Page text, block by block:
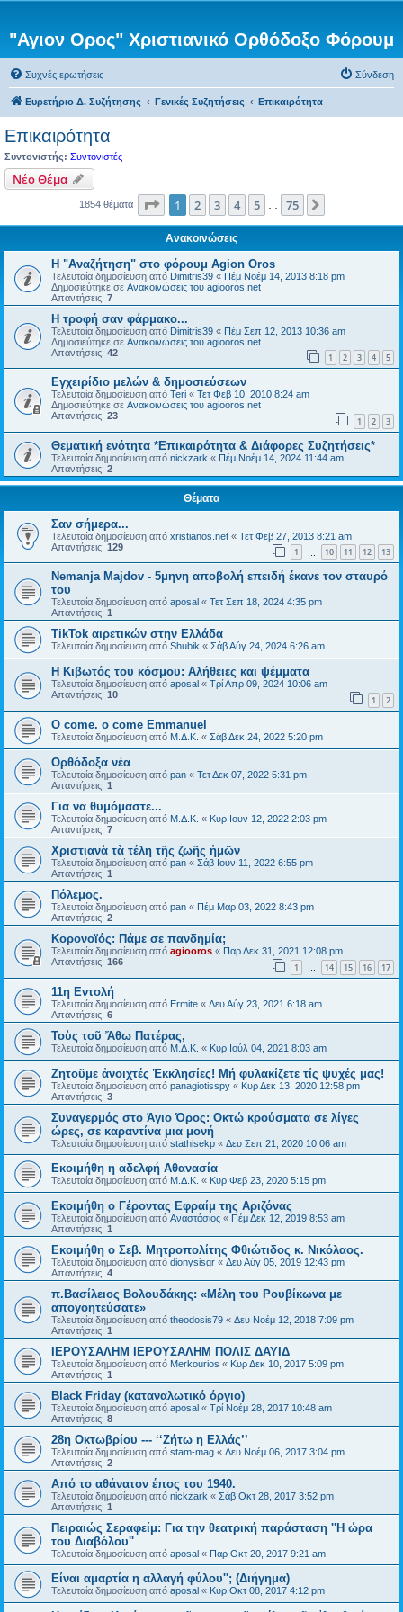
"Αγιον Ορος" Χριστιανικό Ορθόδοξο Φόρουμ
Συχνές ερωτήσεις Σύνδεση
Ευρετήριο Δ. Συζήτησης Γενικές Συζητήσεις Επικαιρότητα
Επικαιρότητα
Συντονιστής: Συντονιστές
Νέο Θέμα
1854 θέματα Σελίδα από75
1 2 3 4 5 75
Ανακοινώσεις
Η "Αναζήτηση" στο φόρουμ Agion Oros
Τελευταία δημοσίευση από Dimitris39 « Πέμ Νοέμ 14, 2013 8:18 pm
Δημοσιεύτηκε σε Ανακοινώσεις του agiooros.net
Απαντήσεις: 7
H τροφή σαν φάρμακο...
Τελευταία δημοσίευση από Dimitris39 « Πέμ Σεπ 12, 2013 10:36 am
Δημοσιεύτηκε σε Ανακοινώσεις του agiooros.net
Απαντήσεις: 42 1 2 3 4 5
Εγχειρίδιο μελών & δημοσιεύσεων
Τελευταία δημοσίευση από Teri « Τετ Φεβ 10, 2010 8:24 am
Δημοσιεύτηκε σε Ανακοινώσεις του agiooros.net
Απαντήσεις: 23 1 2 3
Θεματική ενότητα *Επικαιρότητα & Διάφορες Συζητήσεις*
Τελευταία δημοσίευση από nickzark « Πέμ Νοέμ 14, 2024 11:44 am
Απαντήσεις: 2
Θέματα
Σαν σήμερα...
Τελευταία δημοσίευση από xristianos.net « Τετ Φεβ 27, 2013 8:21 am
Απαντήσεις: 129 1 10 11 12 13
Nemanja Majdov - 5μηνη αποβολή επειδή έκανε τον σταυρό
του
Τελευταία δημοσίευση από aposal « Τετ Σεπ 18, 2024 4:35 pm
Απαντήσεις: 1
TikTok αιρετικών στην Ελλάδα
Τελευταία δημοσίευση από Shubik « Σάβ Αύγ 24, 2024 6:26 am
Η Κιβωτός του κόσμου: Αλήθειες και ψέμματα
Τελευταία δημοσίευση από aposal « Τρί Απρ 09, 2024 10:06 am
Απαντήσεις: 10 1 2
O come. o come Emmanuel
Τελευταία δημοσίευση από Μ.Δ.Κ. « Σάβ Δεκ 24, 2022 5:20 pm
Ορθόδοξα νέα
Τελευταία δημοσίευση από pan « Τετ Δεκ 07, 2022 5:31 pm
Απαντήσεις: 1
Για να θυμόμαστε...
Τελευταία δημοσίευση από Μ.Δ.Κ. « Κυρ Ιουν 12, 2022 2:03 pm
Απαντήσεις: 7
Χριστιανὰ τὰ τέλη τῆς ζωῆς ἡμῶν
Τελευταία δημοσίευση από pan « Σάβ Ιουν 11, 2022 6:55 pm
Απαντήσεις: 1
Πόλεμος.
Τελευταία δημοσίευση από pan « Πέμ Μαρ 03, 2022 8:43 pm
Απαντήσεις: 2
Κορονοϊός: Πάμε σε πανδημία;
Τελευταία δημοσίευση από agiooros « Παρ Δεκ 31, 2021 12:08 pm
Απαντήσεις: 166 1 … 14 15 16 17
11η Εντολή
Τελευταία δημοσίευση από Ermite « Δευ Αύγ 23, 2021 6:18 am
Απαντήσεις: 6
Τοὺς τοῦ Ἄθω Πατέρας,
Τελευταία δημοσίευση από Μ.Δ.Κ. « Κυρ Ιούλ 04, 2021 8:03 am
Ζητοῦμε ἀνοιχτές Ἐκκλησίες! Μή φυλακίζετε τίς ψυχές μας!
Τελευταία δημοσίευση από panagiotisspy « Κυρ Δεκ 13, 2020 12:58 pm
Απαντήσεις: 3
Συναγερμός στο Άγιο Όρος: Οκτώ κρούσματα σε λίγες
ώρες, σε καραντίνα μια μονή
Τελευταία δημοσίευση από stathisekp « Δευ Σεπ 21, 2020 10:06 am
Εκοιμήθη η αδελφή Αθανασία
Τελευταία δημοσίευση από Μ.Δ.Κ. « Κυρ Φεβ 23, 2020 5:15 pm
Εκοιμήθη ο Γέροντας Εφραίμ της Αριζόνας
Τελευταία δημοσίευση από Αναστάσιος « Πέμ Δεκ 12, 2019 8:53 am
Απαντήσεις: 1
Εκοιμήθη ο Σεβ. Μητροπολίτης Φθιώτιδος κ. Νικόλαος.
Τελευταία δημοσίευση από dionysisgr « Δευ Αύγ 05, 2019 12:43 pm
Απαντήσεις: 4
π.Βασίλειος Βολουδάκης: «Μέλη του Ρουβίκωνα με
απογοητεύσατε»
Τελευταία δημοσίευση από theodosis79 « Δευ Νοέμ 12, 2018 7:09 pm
Απαντήσεις: 1
ΙΕΡΟΥΣΑΛΗΜ ΙΕΡΟΥΣΑΛΗΜ ΠΟΛΙΣ ΔΑΥΙΔ
Τελευταία δημοσίευση από Merkourios « Κυρ Δεκ 10, 2017 5:09 pm
Απαντήσεις: 1
Black Friday (καταναλωτικό όργιο)
Τελευταία δημοσίευση από aposal « Τρί Νοέμ 28, 2017 10:48 am
Απαντήσεις: 8
28η Οκτωβρίου --- ‘‘Ζήτω η Ελλάς’’
Τελευταία δημοσίευση από stam-mag « Δευ Νοέμ 06, 2017 3:04 pm
Απαντήσεις: 2
Από το αθάνατον έπος του 1940.
Τελευταία δημοσίευση από nickzark « Σάβ Οκτ 28, 2017 3:52 pm
Απαντήσεις: 1
Πειραιώς Σεραφείμ: Για την θεατρική παράσταση ''Η ώρα
του Διαβόλου''
Τελευταία δημοσίευση από aposal « Παρ Οκτ 20, 2017 9:21 am
Είναι αμαρτία η αλλαγή φύλου''; (Διήγημα)
Τελευταία δημοσίευση από aposal « Κυρ Οκτ 08, 2017 4:12 pm